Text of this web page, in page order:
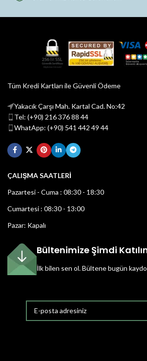
Tüm Kredi Kartları ile Güvenli Ödeme
Yakacık Çarşı Mah. Kartal Cad. No:42
Tel: (+90) 216 376 88 44
WhatApp: (+90) 541 442 49 44
ÇALIŞMA SAATLERİ
Pazartesi - Cuma : 08:30 - 18:30
Cumartesi : 08:30 - 13:00
Pazar: Kapalı
Bültenimize Şimdi
İlk bilen sen ol.Bültene bugün